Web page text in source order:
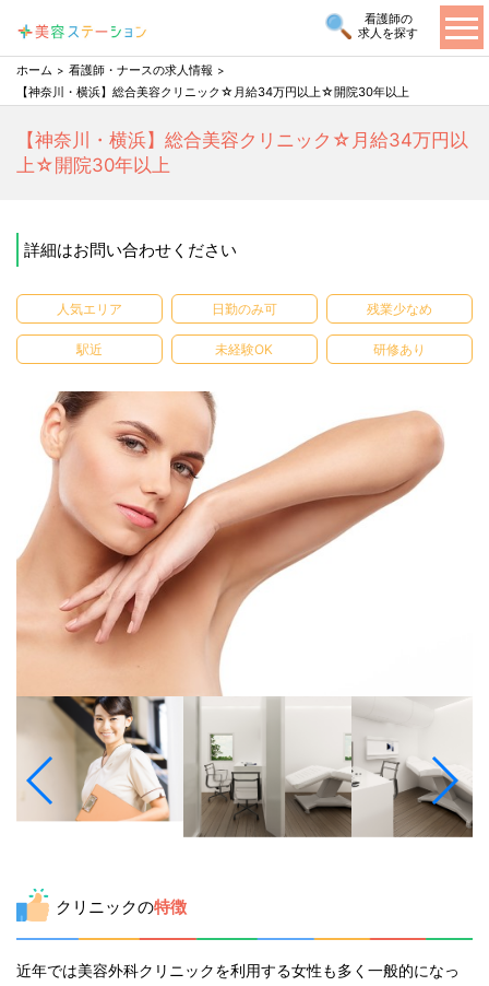
看護師の
求人を探す
ホーム
看護師・ナースの求人情報
【神奈川・横浜】総合美容クリニック☆月給34万円以上☆開院30年以上
【神奈川・横浜】総合美容クリニック☆月給34万円以
上☆開院30年以上
詳細はお問い合わせください
人気エリア 日勤のみ可 残業少なめ
駅近 未経験OK 研修あり
クリニックの特徴
近年では美容外科クリニックを利用する女性も多く一般的になっ